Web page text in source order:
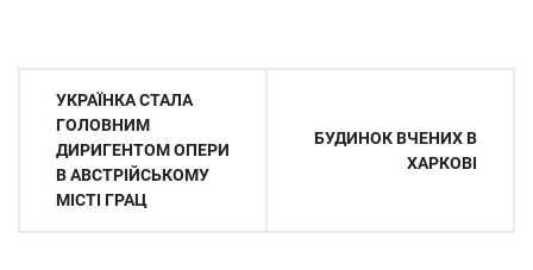
Навігація
записів
УКРАЇНКА СТАЛА
ГОЛОВНИМ
ДИРИГЕНТОМ ОПЕРИ
В АВСТРІЙСЬКОМУ
МІСТІ ГРАЦ
БУДИНОК ВЧЕНИХ В
ХАРКОВІ